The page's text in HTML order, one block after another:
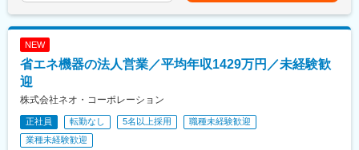
◇お客様と納品後も細かくやり取りをし、よりお客様に適した提
◇取扱い製品が社会インフラの根幹を担う、または補助する装置
■教育体制：
NEW
省エネ機器の法人営業／平均年収1429万円／未経験歓
迎
株式会社ネオ・コーポレーション
正社員 転勤なし 5名以上採用
職種未経験歓迎
業種未経験歓迎